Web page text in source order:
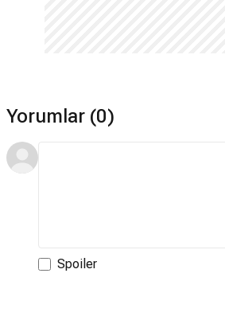
Yorumlar (0)
Spoiler